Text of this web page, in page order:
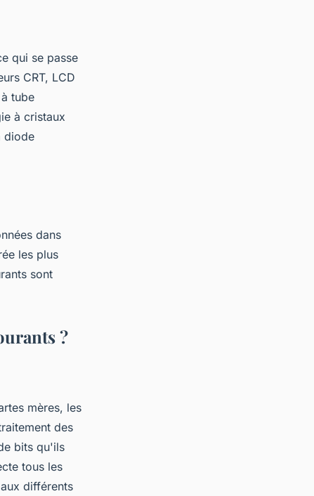
qui se passe
CRT, LCD
tube
à cristaux
diode
dans
les plus
sont
?
mères, les
des
bits qu'ils
tous les
différents